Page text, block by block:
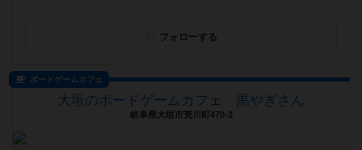
フォローする
ボードゲームカフェ
大垣のボードゲームカフェ 黒やぎさん
岐阜県大垣市荒川町470-2